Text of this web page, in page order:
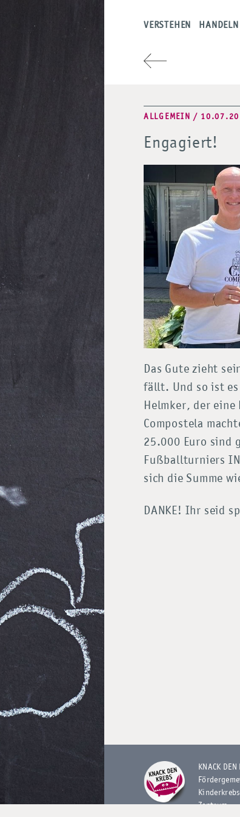
VERSTEHEN HANDELN
ALLGEMEIN /
Engagiert!
Das Gute zieht
fällt. Und so ist es
Helmker, der eine
Compostela
25.000 Euro sind
Fußballturniers
sich die Summe
DANKE! Ihr seid
KNACK DEN
Zentrum